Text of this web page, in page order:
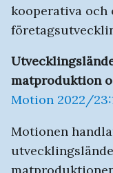
kooperativa och
matproduktion
Motion 2022/
Motionen